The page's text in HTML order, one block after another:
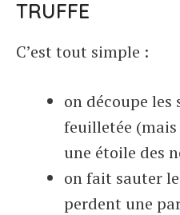
TRUFFE
C’est tout simple :
on découpe les
feuilletée
une étoile des
on fait sauter
perdent une